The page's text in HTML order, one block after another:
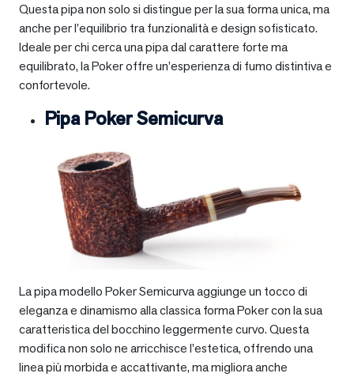
Questa pipa non solo si distingue per la sua forma unica, ma
anche per l’equilibrio tra funzionalità e design sofisticato.
Ideale per chi cerca una pipa dal carattere forte ma
equilibrato, la Poker offre un’esperienza di fumo distintiva e
confortevole.
Pipa Poker Semicurva
La pipa modello Poker Semicurva aggiunge un tocco di
eleganza e dinamismo alla classica forma Poker con la sua
caratteristica del bocchino leggermente curvo. Questa
modifica non solo ne arricchisce l’estetica, offrendo una
linea più morbida e accattivante, ma migliora anche